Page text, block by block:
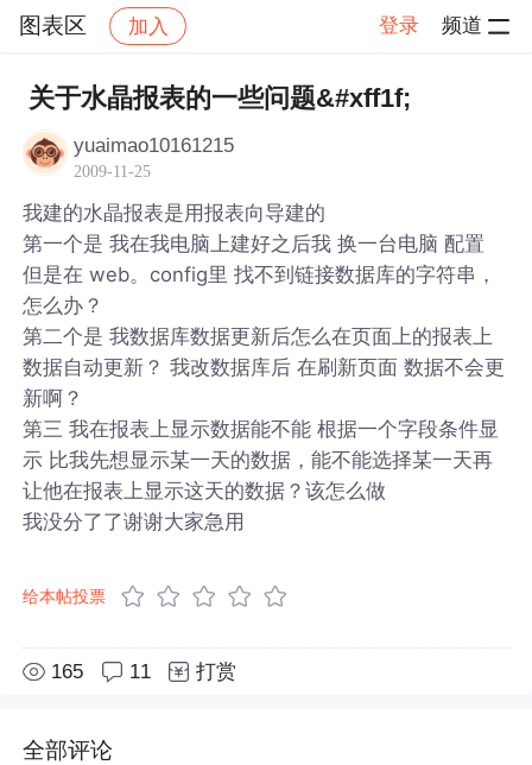
图表区 加入 登录 频道
社区 图表区 帖子详情
关于水晶报表的一些问题&#xff1f;
yuaimao10161215
2009-11-25
我建的水晶报表是用报表向导建的
第一个是 我在我电脑上建好之后我 换一台电脑 配置
但是在 web。config里 找不到链接数据库的字符串，
怎么办？
第二个是 我数据库数据更新后怎么在页面上的报表上
数据自动更新？ 我改数据库后 在刷新页面 数据不会更
新啊？
第三 我在报表上显示数据能不能 根据一个字段条件显
示 比我先想显示某一天的数据，能不能选择某一天再
让他在报表上显示这天的数据？该怎么做
我没分了了谢谢大家急用
给本帖投票
165 11 打赏
全部评论